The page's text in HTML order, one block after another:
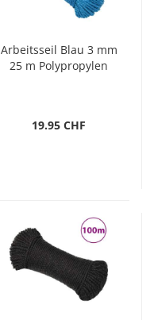
Arbeitsseil Blau 3 mm
25 m Polypropylen
19.95 CHF